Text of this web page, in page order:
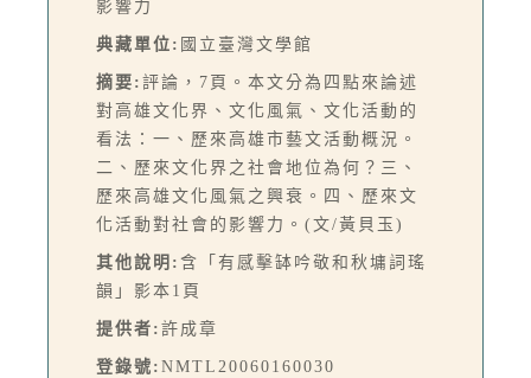
影響力
典藏單位: 國立臺灣文學館
摘要: 評論，7頁。本文分為四點來論述
對高雄文化界、文化風氣、文化活動的
看法：一、歷來高雄市藝文活動概況。
二、歷來文化界之社會地位為何？三、
歷來高雄文化風氣之興衰。四、歷來文
化活動對社會的影響力。(文/黃貝玉)
其他說明: 含「有感擊缽吟敬和秋墉詞瑤
韻」影本1頁
提供者: 許成章
登錄號: NMTL20060160030